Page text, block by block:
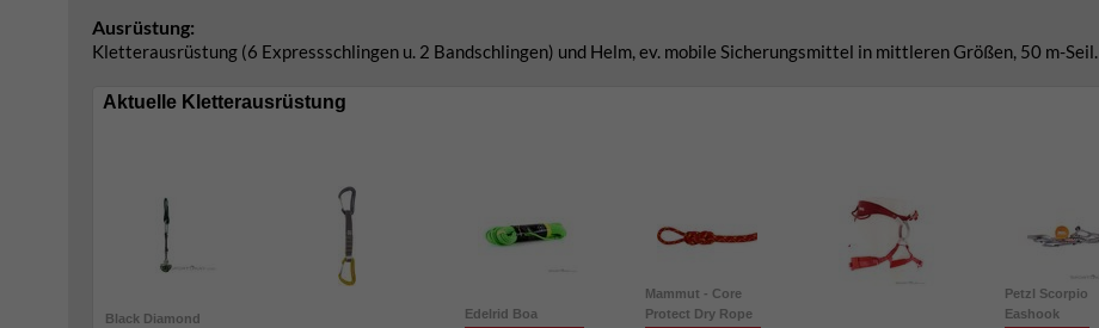
Ausrüstung:
Kletterausrüstung (6 Expressschlingen u. 2 Bandschlingen) und Helm, ev. mobile Sicherungsmittel in mittleren Größen, 50 m-Seil.
Aktuelle Kletterausrüstung
Black Diamond
Edelrid Boa
Mammut - Core
Protect Dry Rope
Petzl Scorpio
Eashook